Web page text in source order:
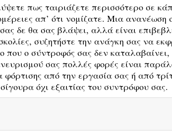
πως ταιριάζετε περισσότερο σε
απ’ ότι νομίζατε. Μια ανανέωση
δε θα σας βλάψει, αλλά είναι
συζητήστε την ανάγκη σας να
που ο σύντροφός σας δεν
σας πολλές φορές είναι
φόρτισης από την εργασία σας ή από
όχι εξαιτίας του συντρόφου σας.